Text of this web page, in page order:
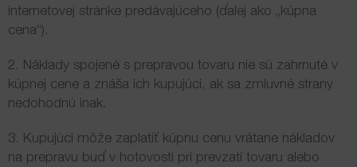
internetovej stránke predávajúceho (ďalej ako „kúpna
cena“).
2. Náklady spojené s prepravou tovaru nie sú zahrnuté v
kúpnej cene a znáša ich kupujúci, ak sa zmluvné strany
nedohodnú inak.
3. Kupujúci môže zaplatiť kúpnu cenu vrátane nákladov
na prepravu buď v hotovosti pri prevzatí tovaru alebo